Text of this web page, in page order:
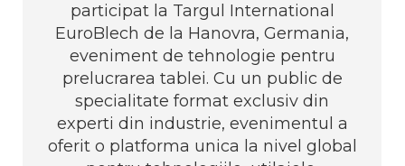
participat la Targul International
EuroBlech de la Hanovra, Germania,
eveniment de tehnologie pentru
prelucrarea tablei. Cu un public de
specialitate format exclusiv din
experti din industrie, evenimentul a
oferit o platforma unica la nivel global